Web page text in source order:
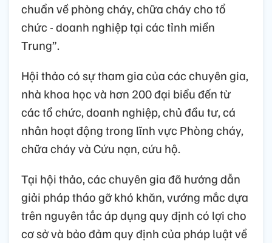
chuẩn về phòng cháy, chữa cháy cho tổ
chức - doanh nghiệp tại các tỉnh miền
Trung”.
Hội thảo có sự tham gia của các chuyên gia,
nhà khoa học và hơn 200 đại biểu đến từ
các tổ chức, doanh nghiệp, chủ đầu tư, cá
nhân hoạt động trong lĩnh vực Phòng cháy,
chữa cháy và Cứu nạn, cứu hộ.
Tại hội thảo, các chuyên gia đã hướng dẫn
giải pháp tháo gỡ khó khăn, vướng mắc dựa
trên nguyên tắc áp dụng quy định có lợi cho
cơ sở và bảo đảm quy định của pháp luật về